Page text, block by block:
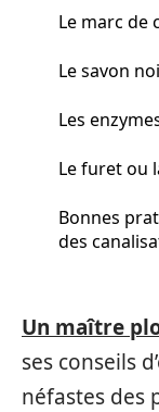
Le marc de
Le savon
Les
Le furet ou
Bonnes
des
Un maître
ses conseils
néfastes des